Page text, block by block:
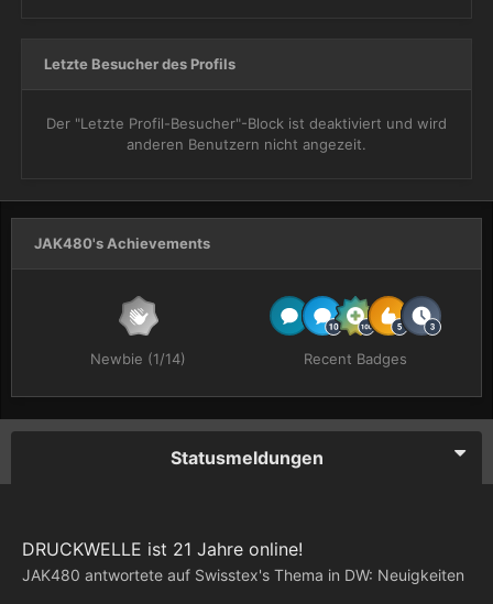
Letzte Besucher des Profils
Der "Letzte Profil-Besucher"-Block ist deaktiviert und wird
anderen Benutzern nicht angezeit.
JAK480's Achievements
Newbie (1/14) Recent Badges
Statusmeldungen
DRUCKWELLE ist 21 Jahre online!
JAK480 antwortete auf Swisstex's Thema in DW: Neuigkeiten